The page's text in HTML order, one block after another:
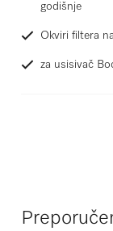
godišnje
Okviri filtera
za usisivač